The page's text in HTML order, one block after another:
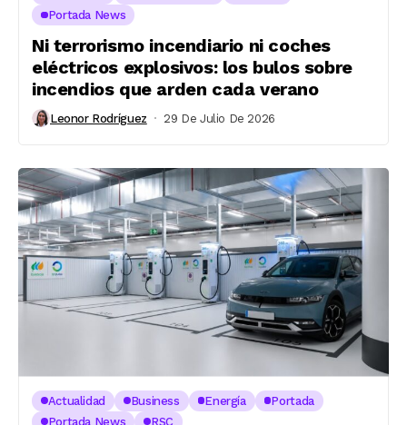
Portada News
Ni terrorismo incendiario ni coches
eléctricos explosivos: los bulos sobre
incendios que arden cada verano
Leonor Rodríguez 29 De Julio De 2026
Actualidad Business Energía
Portada
Portada News
RSC